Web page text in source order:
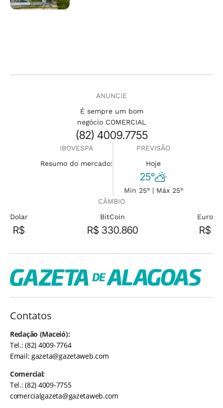
ANUNCIE
É sempre um bom
negócio COMERCIAL
(82) 4009.7755
IBOVESPA
Resumo do mercado:
PREVISÃO
Hoje
25°
Min 25° | Máx 25°
CÂMBIO
Dolar
R$
BitCoin
R$ 330.860
Euro
R$
Contatos
Redação (Maceió):
Tel.: (82) 4009-7764
Email:gazeta@gazetaweb.com
Comercial:
Tel.: (82) 4009-7755
comercialgazeta@gazetaweb.com